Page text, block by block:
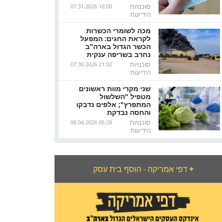
07.31.2026 16:00
סוכנויות
הידיעות
מכה לשומרי הכשרות
לקראת החגים: המפעל
הכשר הגדול בארה"ב
נחרב בשריפה ענקית
07.30.2026 21:02
סוכנויות
הידיעות
שני מקרי מוות ראשונים
מטפיל "השלשול
המתפרץ"; אלפים נדבקו
והחסה נבדקת
08.04.2026 05:28
סוכנויות
הידיעות
דפי אמריקה - הוסף בית עסק+